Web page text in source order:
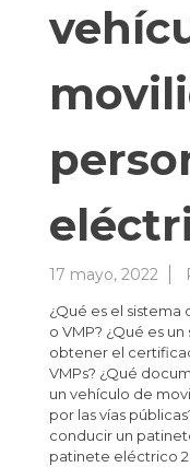
17 mayo, 2022
¿Qué es el
o VMP? ¿Qué es
obtener el
VMPs? ¿Qué
un vehículo de
por las vías
conducir un
patinete eléctrico